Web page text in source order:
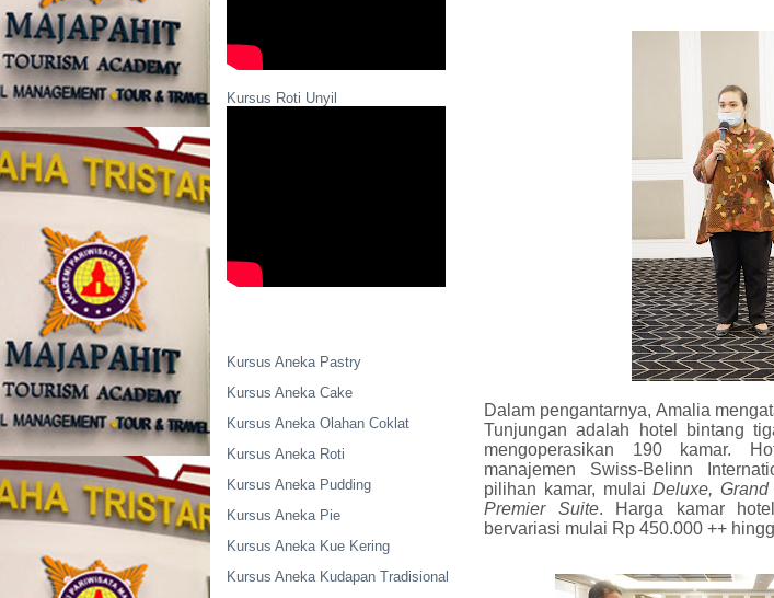
Kursus Roti Unyil
Kursus Aneka Pastry
Kursus Aneka Cake
Kursus Aneka Olahan Coklat
Kursus Aneka Roti
Kursus Aneka Pudding
Kursus Aneka Pie
Kursus Aneka Kue Kering
Kursus Aneka Kudapan Tradisional
Dalam pengantarnya, Amalia
Tunjungan adalah hotel bintang
mengoperasikan 190 kamar.
manajemen Swiss-Belinn
pilihan kamar, mulaiDeluxe,
Premier Suite. Harga kamar
bervariasi mulai Rp 450.000 ++